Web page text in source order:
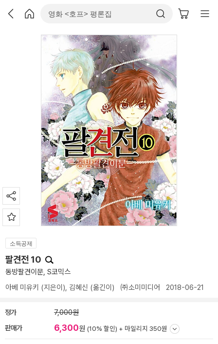
소득공제
팔견전 10
동방팔견이문, S코믹스
아베 미유키 (지은이), 김혜신 (옮긴이) ㈜소미미디어 2018-06-21
정가 7,000원
판매가 6,300원 (10% 할인) + 마일리지 350원